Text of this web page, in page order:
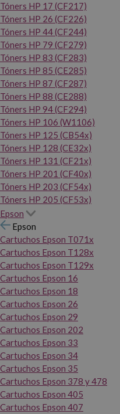
Tóners HP 17 (CF217)
Tóners HP 26 (CF226)
Tóners HP 44 (CF244)
Tóners HP 79 (CF279)
Tóners HP 83 (CF283)
Tóners HP 85 (CE285)
Tóners HP 87 (CF287)
Tóners HP 88 (CE288)
Tóners HP 94 (CF294)
Tóners HP 106 (W1106)
Tóners HP 125 (CB54x)
Tóners HP 128 (CE32x)
Tóners HP 131 (CF21x)
Tóners HP 201 (CF40x)
Tóners HP 203 (CF54x)
Tóners HP 205 (CF53x)
Epson
Epson
Cartuchos Epson T071x
Cartuchos Epson T128x
Cartuchos Epson T129x
Cartuchos Epson 16
Cartuchos Epson 18
Cartuchos Epson 26
Cartuchos Epson 29
Cartuchos Epson 202
Cartuchos Epson 33
Cartuchos Epson 34
Cartuchos Epson 35
Cartuchos Epson 378 y 478
Cartuchos Epson 405
Cartuchos Epson 407